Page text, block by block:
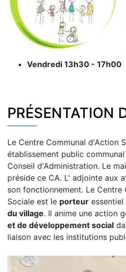
Vendredi 13h30 - 17h00
PRÉSENTATION
Le Centre Communal d'Action
établissement public
Conseil d'Administration. Le
préside ce CA. L' adjointe aux
son fonctionnement. Le Centre
Sociale est le porteur essentiel
du village. Il anime une action
et de développement social
liaison avec les institutions